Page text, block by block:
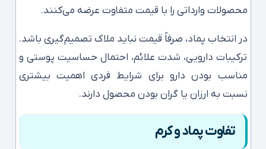
محصولات وارداتی را با قیمت متفاوت عرضه می‌کنند.
در انتخاب پماد، صرفاً قیمت نباید ملاک تصمیم‌گیری باشد.
ترکیبات دارویی، شدت علائم، احتمال حساسیت پوستی و
مناسب بودن دارو برای شرایط فردی اهمیت بیشتری
نسبت به ارزان یا گران بودن محصول دارند.
تفاوت پماد و کرم